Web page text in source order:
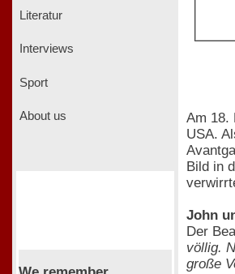
Literatur
Interviews
Sport
About us
Am 18.
USA.
Bild in
John
Der
völlig.
große